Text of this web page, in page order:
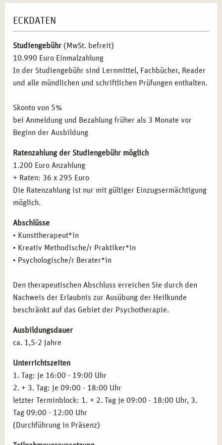
AUSBILDUNG IN HAMBURG STARTEN SOLLTEN
Hamburg ist ein Ort, der kreative Menschen anzieht. Die
kunsttherapeutische Praxisausbildung
Akademie ermöglicht Ihnen nicht nur den Erwerb von
Fachwissen, sondern auch die Gelegenheit, sich in einem
Werden Sie Teil von
künstlerische Kreativität, um den Heilungsprozess Ihrer
Klienten zu unterstützen und tiefgreifende Veränderungen
Diagnostik, Falldarstellung und Dokumentation
Therapieplanung und Behandlungskonzept
Widerstand und Übertragung
Therapeutische Haltung
Therapeutische Beziehung
Gruppenarbeit
Gruppendynamische Prozesse
Themen- und teilnehmerzentrierte Stundenplanung
Therapeutische Techniken: Materialkunde und Übungen
in der Malerei
Kommunikation und Gesprächsführung
Zielgruppenspezifisches Arbeiten
Kunsttherapie in der Heilpädagogik
Arbeit in der Traumatherapie und Krisenintervention
Arbeit mit Kindern und Jugendlichen
Kulturpädagogik
Kreative Arbeit im klinischen Kontext
Klinische Pathologie
Praxistraining, Supervision und Selbsterfahrung
Inhalte des BasismodulsKreativ methodische/r
Kunsttherapie-Ausbildung
Inhalte der Ausbildung
Inhalte der Fortbildung
ECKDATEN
Studiengebühr (MwSt. befreit)
10.990 Euro Einmalzahlung
In der Studiengebühr sind Lernmittel, Fachbücher, Reader
und alle mündlichen und schriftlichen Prüfungen enthalten.
Skonto von 5%
bei Anmeldung und Bezahlung früher als 3 Monate vor
Beginn der Ausbildung
Ratenzahlung der Studiengebühr möglich
1.200 Euro Anzahlung
+ Raten: 36 x 295 Euro
Die Ratenzahlung ist nur mit gültiger Einzugsermächtigung
möglich.
Abschlüsse
• Kunsttherapeut*in
• Kreativ Methodische/r Praktiker*in
• Psychologische/r Berater*in
Den therapeutischen Abschluss erreichen Sie durch den
Nachweis der Erlaubnis zur Ausübung der Heilkunde
beschränkt auf das Gebiet der Psychotherapie.
Ausbildungsdauer
ca. 1,5-2 Jahre
Unterrichtszeiten
1. Tag: je 16:00 - 19:00 Uhr
2. + 3. Tag: je 09:00 - 18:00 Uhr
letzter Terminblock: 1. + 2. Tag je 09:00 - 18:00 Uhr, 3.
Tag 09:00 - 12:00 Uhr
(Durchführung in Präsenz)